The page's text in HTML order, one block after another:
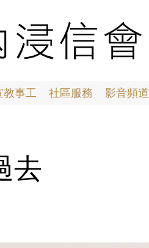
教事工 社區服務 影音頻道
去